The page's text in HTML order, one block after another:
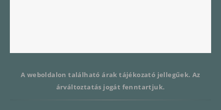
A weboldalon található árak tájékozató jellegűek. Az
árváltoztatás jogát fenntartjuk.